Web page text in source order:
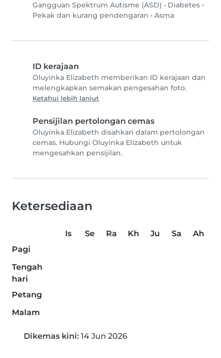
Gangguan Spektrum Autisme (ASD) • Diabetes •
Pekak dan kurang pendengaran • Asma
ID kerajaan
Oluyinka Elizabeth memberikan ID kerajaan dan
melengkapkan semakan pengesahan foto.
Ketahui lebih lanjut
Pensijilan pertolongan cemas
Oluyinka Elizabeth disahkan dalam pertolongan
cemas. Hubungi Oluyinka Elizabeth untuk
mengesahkan pensijilan.
Ketersediaan
Is Se Ra Kh Ju Sa
Ah
Pagi
Tengah
hari
Petang
Malam
Dikemas kini: 14 Jun 2026